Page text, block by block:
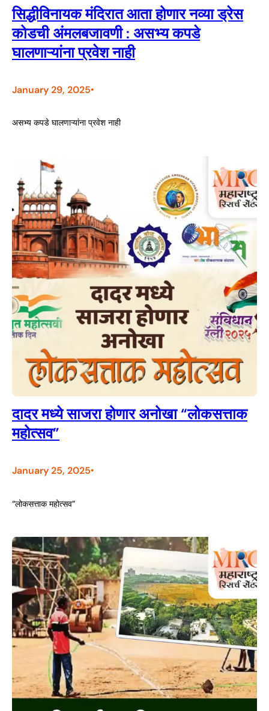
सिद्धीविनायक मंदिरात आता होणार नव्या ड्रेस
कोडची अंमलबजावणी : असभ्य कपडे
घालणाऱ्यांना प्रवेश नाही
January 29, 2025•
असभ्य कपडे घालणाऱ्यांना प्रवेश नाही
दादर मध्ये साजरा होणार अनोखा “लोकसत्ताक
महोत्सव”
January 25, 2025•
“लोकसत्ताक महोत्सव”